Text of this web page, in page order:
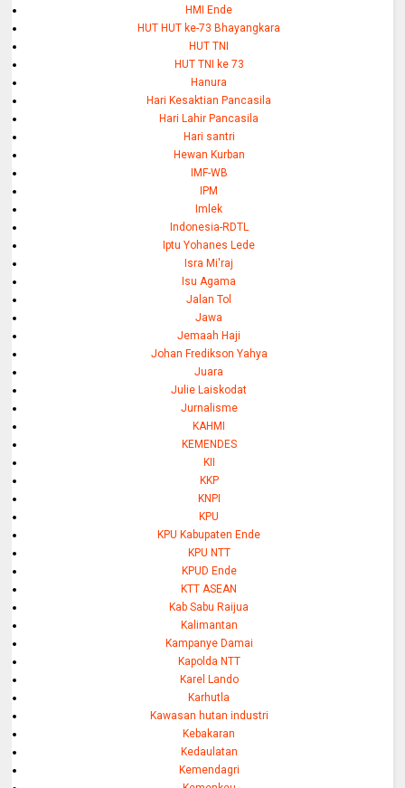
HMI Ende
HUT HUT ke-73 Bhayangkara
HUT TNI
HUT TNI ke 73
Hanura
Hari Kesaktian Pancasila
Hari Lahir Pancasila
Hari santri
Hewan Kurban
IMF-WB
IPM
Imlek
Indonesia-RDTL
Iptu Yohanes Lede
Isra Mi'raj
Isu Agama
Jalan Tol
Jawa
Jemaah Haji
Johan Fredikson Yahya
Juara
Julie Laiskodat
Jurnalisme
KAHMI
KEMENDES
KII
KKP
KNPI
KPU
KPU Kabupaten Ende
KPU NTT
KPUD Ende
KTT ASEAN
Kab Sabu Raijua
Kalimantan
Kampanye Damai
Kapolda NTT
Karel Lando
Karhutla
Kawasan hutan industri
Kebakaran
Kedaulatan
Kemendagri